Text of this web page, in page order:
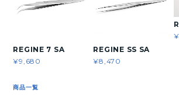
REGINE 7 SA
¥9,680
REGINE SS SA
¥8,470
商品一覧